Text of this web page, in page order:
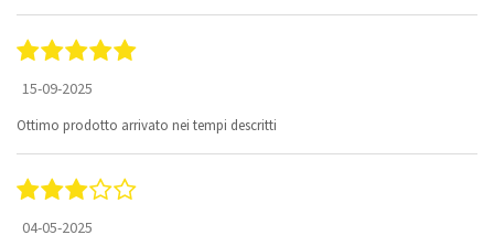
15-09-2025
Ottimo prodotto arrivato nei tempi descritti
04-05-2025